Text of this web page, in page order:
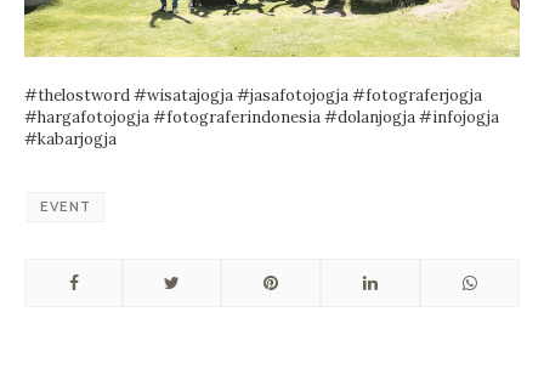
#thelostword #wisatajogja #jasafotojogja #fotograferjogja
#hargafotojogja #fotograferindonesia #dolanjogja #infojogja
#kabarjogja
EVENT